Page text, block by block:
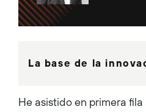
to
AI-
top tech
La base de la
He asistido en primera